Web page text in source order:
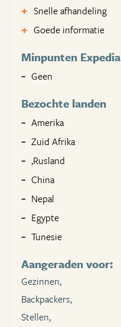
Snelle afhandeling
Goede informatie
Minpunten Expedia
Geen
Bezochte landen
Amerika
Zuid Afrika
,Rusland
China
Nepal
Egypte
Tunesie
Aangeraden voor:
Gezinnen,
Backpackers,
Stellen,